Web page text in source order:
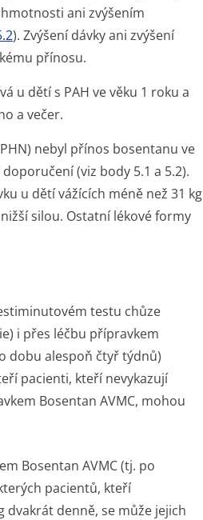
ani zvýšením
). Zvýšení dávky ani zvýšení
přínosu.
u dětí s PAH ve věku 1 roku a
a večer.
nebyl přínos bosentanu ve
(viz body 5.1 a 5.2).
u dětí vážících méně než 31 kg
silou. Ostatní lékové formy
testu chůze
i přes léčbu přípravkem
dobu alespoň čtyř týdnů)
pacienti, kteří nevykazují
Bosentan AVMC, mohou
Bosentan AVMC (tj. po
pacientů, kteří
dvakrát denně, se může jejich